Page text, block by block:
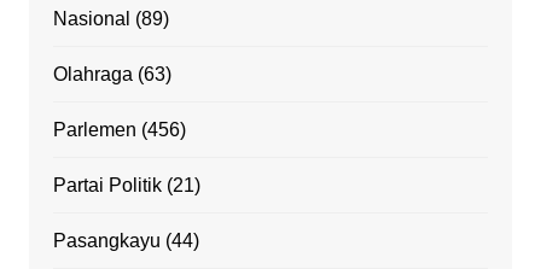
Nasional (89)
Olahraga (63)
Parlemen (456)
Partai Politik(21)
Pasangkayu (44)